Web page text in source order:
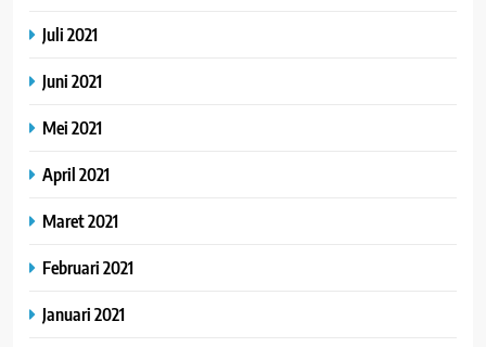
Juli 2021
Juni 2021
Mei 2021
April 2021
Maret 2021
Februari 2021
Januari 2021